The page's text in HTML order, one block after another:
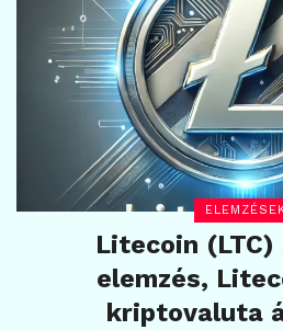
Litecoin
elemzés,
kriptovaluta